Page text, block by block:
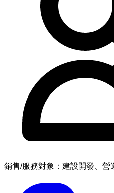
銷售/服務對象：建設開發、